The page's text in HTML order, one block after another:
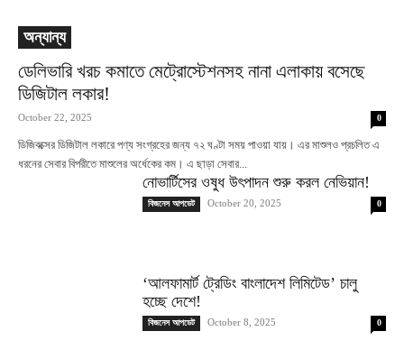
অন্যান্য
ডেলিভারি খরচ কমাতে মেট্রোস্টেশনসহ নানা এলাকায় বসেছে
ডিজিটাল লকার!
October 22, 2025 0
ডিজিবক্সের ডিজিটাল লকারে পণ্য সংগ্রহের জন্য ৭২ ঘণ্টা সময় পাওয়া যায়। এর মাশুলও প্রচলিত এ
ধরনের সেবার বিপরীতে মাশুলের অর্ধেকের কম। এ ছাড়া সেবার...
নোভার্টিসের ওষুধ উৎপাদন শুরু করল নেভিয়ান!
বিজনেস আপডেট October 20, 2025 0
‘আলফামার্ট ট্রেডিং বাংলাদেশ লিমিটেড’ চালু
হচ্ছে দেশে!
বিজনেস আপডেট October 8, 2025 0